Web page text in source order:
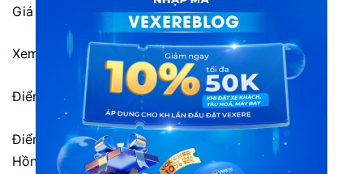
Giá vé: 150.000 VNĐ/ 1 vé
Xem số điện thoại đặt vé xe Tư Tiến
Điểm đi: Cầu vượt ngã tư An Sương,Hồ Chí Minh.
Điểm đến:Bến xe Rạch Sỏi, số 168, Đường Mai Thị
Hồng Hạnh Phường Rạch Sỏi